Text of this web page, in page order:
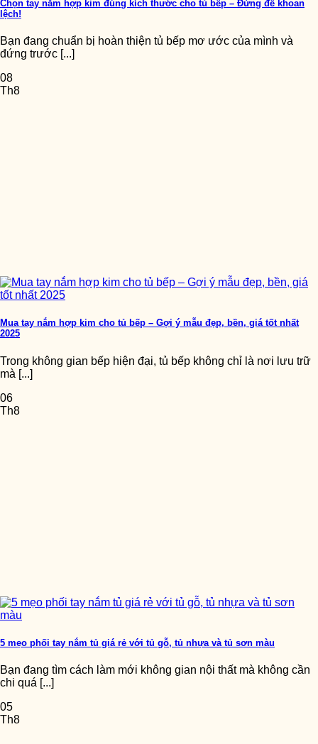
Chọn tay nắm hợp kim đúng kích thước cho tủ bếp – Đừng để khoan
lệch!
Bạn đang chuẩn bị hoàn thiện tủ bếp mơ ước của mình và
đứng trước [...]
08
Th8
Mua tay nắm hợp kim cho tủ bếp – Gợi ý mẫu đẹp, bền, giá tốt nhất
2025
Trong không gian bếp hiện đại, tủ bếp không chỉ là nơi lưu trữ
mà [...]
06
Th8
5 mẹo phối tay nắm tủ giá rẻ với tủ gỗ, tủ nhựa và tủ sơn màu
Bạn đang tìm cách làm mới không gian nội thất mà không cần
chi quá [...]
05
Th8